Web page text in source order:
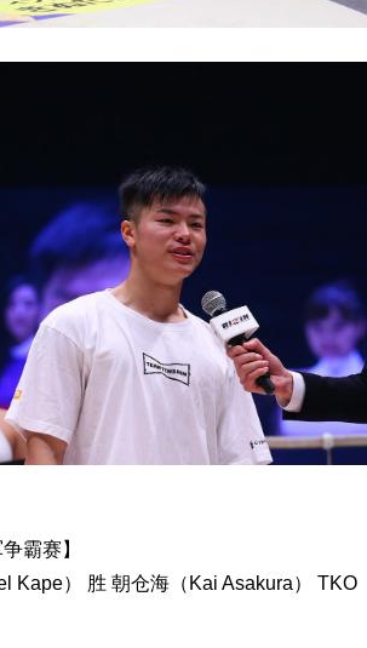
霸赛】
Kape） 胜 朝仓海（Kai Asakura） TKO